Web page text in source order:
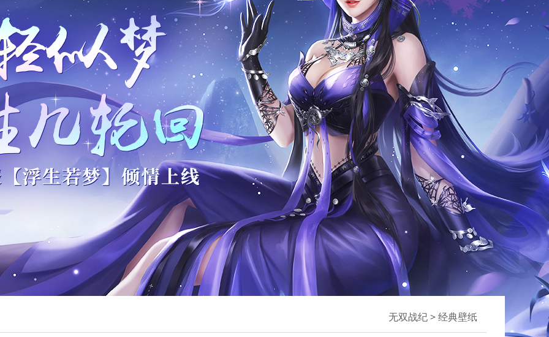
《秦始皇ol》国庆大服
国战的号角已经打响
【醉八仙】新派回合制
八仙过海故事背景
【北欧战纪】北欧神话为世界观
小体量好上手
注册账号 客服中心
无双战纪 > 经典壁纸